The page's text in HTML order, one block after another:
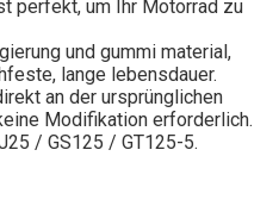
perfekt, um Ihr Motorrad zu
und gummi material,
lange lebensdauer.
an der ursprünglichen
Modifikation erforderlich.
/ GS125 / GT125-5.